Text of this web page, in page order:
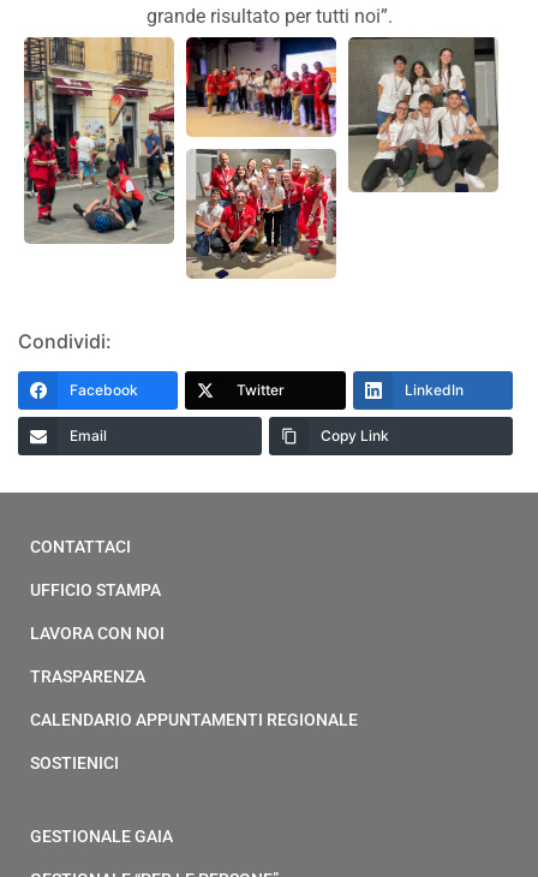
grande risultato per tutti noi”.
Condividi:
Facebook Twitter LinkedIn
Email Copy Link
CONTATTACI
UFFICIO STAMPA
LAVORA CON NOI
TRASPARENZA
CALENDARIO APPUNTAMENTI REGIONALE
SOSTIENICI
GESTIONALE GAIA